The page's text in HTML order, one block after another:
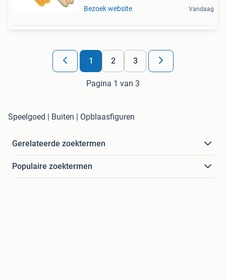
Bezoek website Vandaag
1 2 3
Pagina 1 van 3
Speelgoed | Buiten | Opblaasfiguren
Gerelateerde zoektermen
Populaire zoektermen